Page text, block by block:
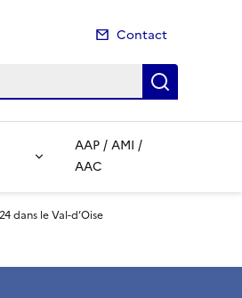
Contact
AAP / AMI /
AAC
dans le Val-d’Oise